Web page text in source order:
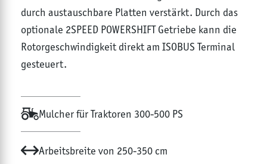
durch austauschbare Platten verstärkt. Durch das
optionale 2SPEED POWERSHIFT Getriebe kann die
Rotorgeschwindigkeit direkt am ISOBUS Terminal
gesteuert.
Mulcher für Traktoren 300-500 PS
Arbeitsbreite von 250-350 cm